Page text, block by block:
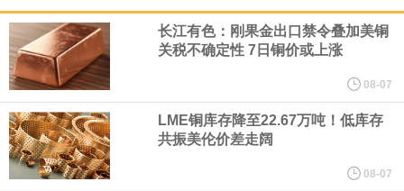
景的线索。StoneX高级分析师马特·辛普森表示，中东和平前景改善
令市场通胀预期下降，推动黄金价格从此前持续数周、位于4000美
元上方的盘整区间中进一步上涨。
白银连续主力合约日内涨2%，现报15524.00元。
长江有色：刚果金出口禁令叠加美铜
关税不确定性 7日铜价或上涨
08-07
LME铜库存降至22.67万吨！低库存
共振美伦价差走阔
08-07